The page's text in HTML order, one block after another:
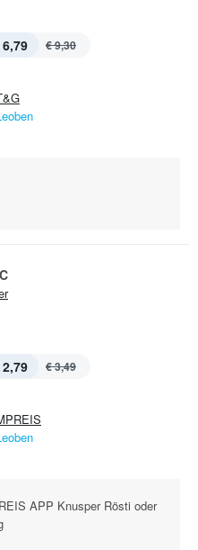
€ 9,30
€ 3,49
APP Knusper Rösti oder